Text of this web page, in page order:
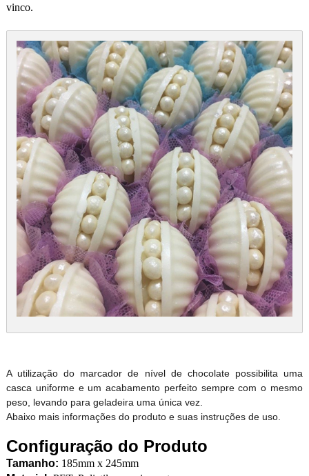
vinco.
A utilização do marcador de nível de chocolate possibilita uma
casca uniforme e um acabamento perfeito sempre com o mesmo
peso, levando para geladeira uma única vez.
Abaixo mais informações do produto e suas instruções de uso.
Configuração do Produto
Tamanho: 185mm x 245mm